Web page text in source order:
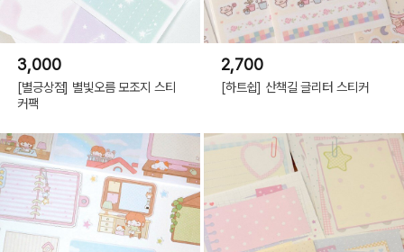
3,000
[별긍상점] 별빛오름 모조지 스티
커팩
2,700
[하트쉽] 산책길 글리터 스티커